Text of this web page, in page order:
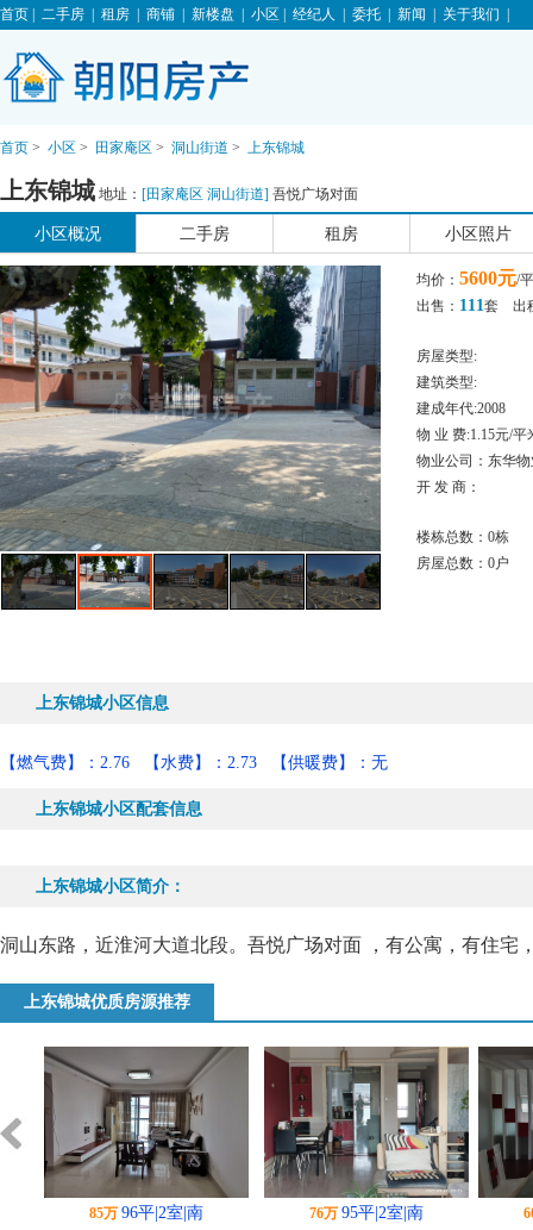
首页 二手房 租房 商铺 新楼盘 小区 经纪人 委托 新闻 关于我们
首页 > 小区 > 田家庵区 > 洞山街道 > 上东锦城
上东锦城 地址： [田家庵区 洞山街道] 吾悦广场对面
小区概况 二手房 租房 小区照片
均价： 5600元/
出售： 111套 出
房屋类型:
建筑类型:
建成年代:2008
物 业 费:1.15元/平
物业公司：东华
开 发 商：
楼栋总数：0栋
房屋总数：0户
上东锦城小区信息
【燃气费】：2.76 【水费】：2.73 【供暖费】：无
上东锦城小区配套信息
上东锦城小区简介：
洞山东路，近淮河大道北段。吾悦广场对面 ，有公寓，有住宅
上东锦城优质房源推荐
85万 96平|2室|南
76万 95平|2室|南